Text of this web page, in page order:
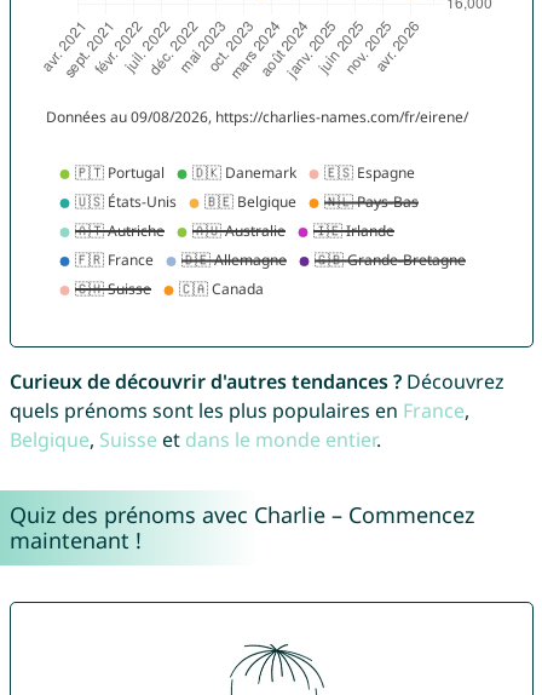
Curieux de découvrir d'autres tendances ?Découvrez
quels prénoms sont les plus populaires en France,
Belgique, Suisse et dans le monde entier.
Quiz des prénoms avec Charlie – Commencez
maintenant !